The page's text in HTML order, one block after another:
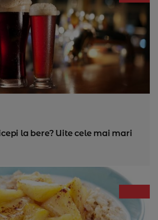
la bere? Uite cele mai mari